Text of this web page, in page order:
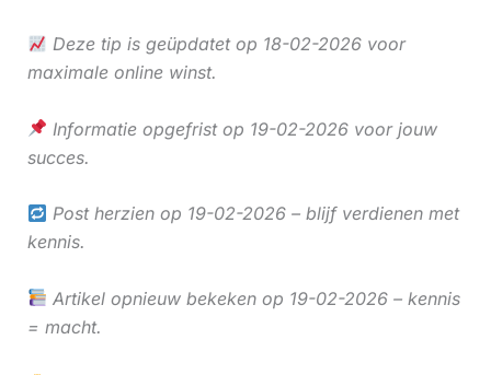
Deze tip is geüpdatet op 18-02-2026 voor
maximale online winst.
Informatie opgefrist op 19-02-2026 voor jouw
succes.
Post herzien op 19-02-2026 – blijf verdienen met
kennis.
Artikel opnieuw bekeken op 19-02-2026 – kennis
= macht.